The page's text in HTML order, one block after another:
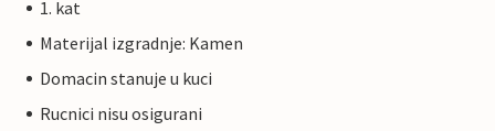
1. kat
Materijal izgradnje: Kamen
Domacin stanuje u kuci
Rucnici nisu osigurani